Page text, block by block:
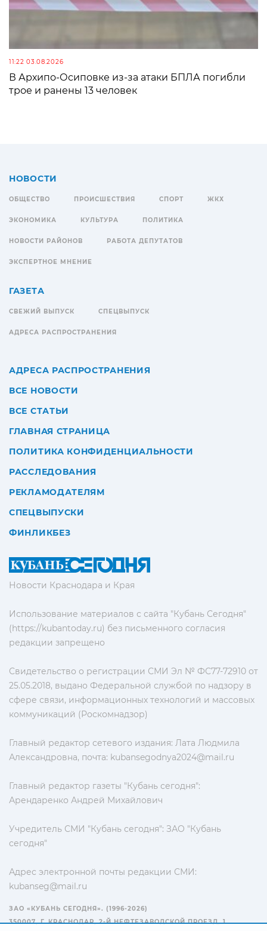
11:22 03.08.2026
В Архипо-Осиповке из-за атаки БПЛА погибли
трое и ранены 13 человек
Новости Краснодара и Края
Использование материалов с сайта "Кубань Сегодня"
(https://kubantoday.ru) без письменного согласия
редакции запрещено
Свидетельство о регистрации СМИ Эл № ФС77-72910 от
25.05.2018, выдано Федеральной службой по надзору в
сфере связи, информационных технологий и массовых
коммуникаций (Роскомнадзор)
Главный редактор сетевого издания: Лата Людмила
Александровна, почта: kubansegodnya2024@mail.ru
Главный редактор газеты "Кубань сегодня":
Арендаренко Андрей Михайлович
Учредитель СМИ "Кубань сегодня": ЗАО "Кубань
сегодня"
Адрес электронной почты редакции СМИ:
kubanseg@mail.ru
НОВОСТИ
ОБЩЕСТВО ПРОИСШЕСТВИЯ СПОРТ ЖКХ
ЭКОНОМИКА КУЛЬТУРА ПОЛИТИКА
НОВОСТИ РАЙОНОВ РАБОТА ДЕПУТАТОВ
ЭКСПЕРТНОЕ МНЕНИЕ
ГАЗЕТА
СВЕЖИЙ ВЫПУСК СПЕЦВЫПУСК
АДРЕСА РАСПРОСТРАНЕНИЯ
АДРЕСА РАСПРОСТРАНЕНИЯ
ВСЕ НОВОСТИ
ВСЕ СТАТЬИ
ГЛАВНАЯ СТРАНИЦА
ПОЛИТИКА КОНФИДЕНЦИАЛЬНОСТИ
РАССЛЕДОВАНИЯ
РЕКЛАМОДАТЕЛЯМ
СПЕЦВЫПУСКИ
ФИНЛИКБЕЗ
ЗАО «КУБАНЬ СЕГОДНЯ». (1996-2026)
350007, Г. КРАСНОДАР, 2-Й НЕФТЕЗАВОДСКОЙ ПРОЕЗД, 1